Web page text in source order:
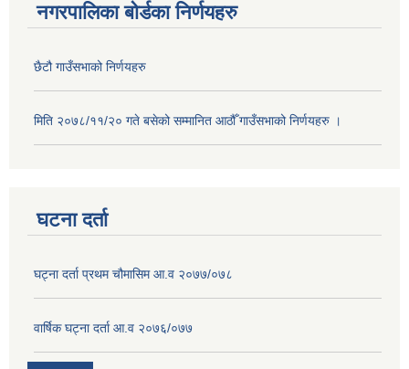
नगरपालिका बोर्डका निर्णयहरु
छैटौ गाउँसभाको निर्णयहरु
मिति २०७८/११/२० गते बसेको सम्मानित आठौँ गाउँसभाको निर्णयहरु ।
घटना दर्ता
घट्ना दर्ता प्रथम चौमासिम आ.व २०७७/०७८
वार्षिक घट्ना दर्ता आ.व २०७६/०७७